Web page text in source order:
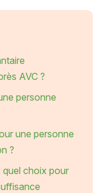
AVC ?
personne
une personne
?
choix pour